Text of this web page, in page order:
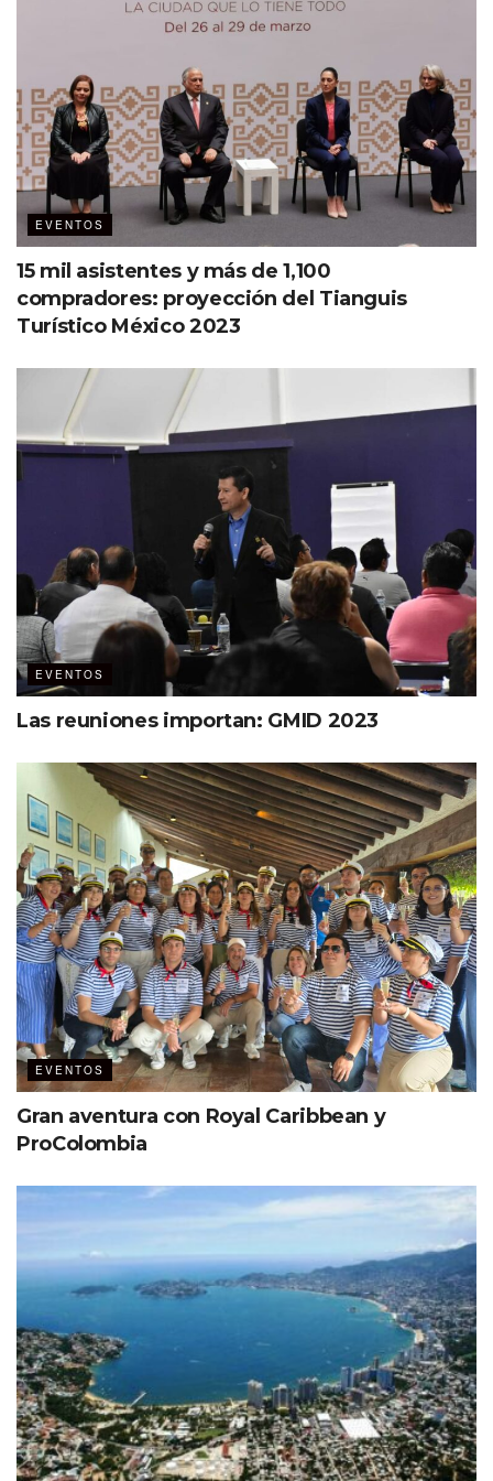
Tianguis Turístico 2024
35 mil 748 citas de negocios
438 mdp, volumen de ventas por transacciones de
negocios
1,115 compradores (63.1% nacionales, 36.9%
internacionales)
833 empresas
43 países
CDMX, Cancún y Acapulco, destinos favoritos de
compradores
Ver esta publicación en Instagram
Una publicación compartida por MDC – The Event Planners Magazine (@mdc_magazine)
EVENTOS
15 mil asistentes y más de 1,100
compradores: proyección del Tianguis
Turístico México 2023
EVENTOS
Las reuniones importan: GMID 2023
EVENTOS
Gran aventura con Royal Caribbean y
ProColombia